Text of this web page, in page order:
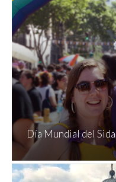
Día Mundial del